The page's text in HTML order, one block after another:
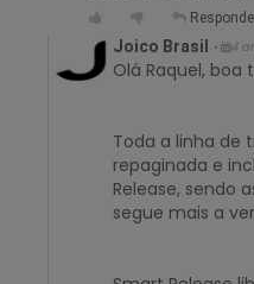
Joico Brasil • 4
Olá Raquel, boa
Toda a linha de
repaginada e
Release, sendo
segue mais a